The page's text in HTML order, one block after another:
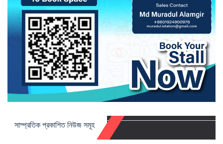
সাম্প্রতিক প্রকাশিত নিউজ সমূহ